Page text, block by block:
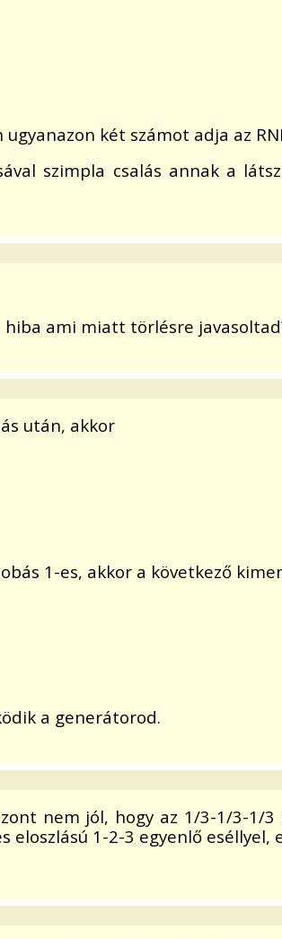
két számot adja az
szimpla csalás annak a
ami miatt törlésre
után, akkor
1-es, akkor a következő
a generátorod.
nem jól, hogy az 1/3-1/3-1/
1-2-3 egyenlő